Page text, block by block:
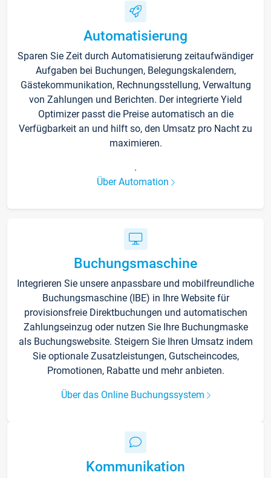
Automatisierung
Sparen Sie Zeit durch Automatisierung zeitaufwändiger
Aufgaben bei Buchungen, Belegungskalendern,
Gästekommunikation, Rechnungsstellung, Verwaltung
von Zahlungen und Berichten. Der integrierte Yield
Optimizer passt die Preise automatisch an die
Verfügbarkeit an und hilft so, den Umsatz pro Nacht zu
maximieren.
.
Über Automation
Buchungsmaschine
Integrieren Sie unsere anpassbare und mobilfreundliche
Buchungsmaschine (IBE) in Ihre Website für
provisionsfreie Direktbuchungen und automatischen
Zahlungseinzug oder nutzen Sie Ihre Buchungmaske
als Buchungswebsite. Steigern Sie Ihren Umsatz indem
Sie optionale Zusatzleistungen, Gutscheincodes,
Promotionen, Rabatte und mehr anbieten.
Über das Online Buchungssystem
Kommunikation